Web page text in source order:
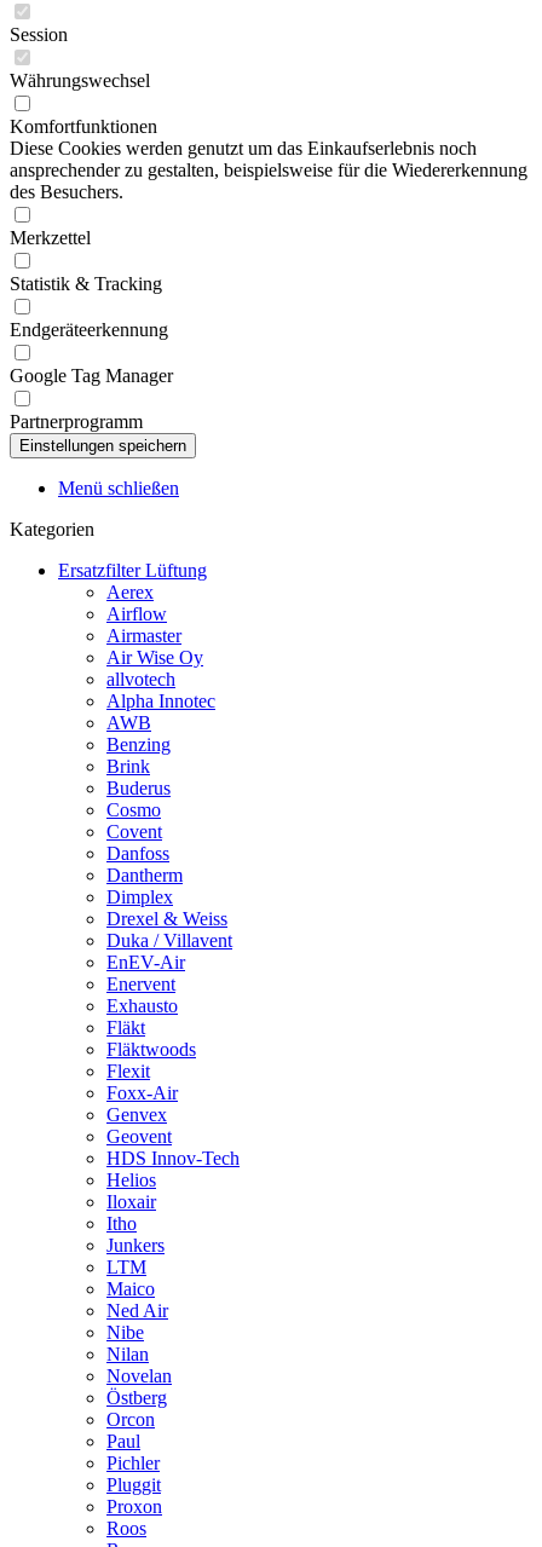
Session
Währungswechsel
Komfortfunktionen
Diese Cookies werden genutzt um das Einkaufserlebnis noch
ansprechender zu gestalten, beispielsweise für die Wiedererkennung
des Besuchers.
Merkzettel
Statistik & Tracking
Endgeräteerkennung
Google Tag Manager
Partnerprogramm
Menü schließen
Kategorien
Ersatzfilter Lüftung
Aerex
Airflow
Airmaster
Air Wise Oy
allvotech
Alpha Innotec
AWB
Benzing
Brink
Buderus
Cosmo
Covent
Danfoss
Dantherm
Dimplex
Drexel & Weiss
Duka / Villavent
EnEV-Air
Enervent
Exhausto
Fläkt
Fläktwoods
Flexit
Foxx-Air
Genvex
Geovent
HDS Innov-Tech
Helios
Iloxair
Itho
Junkers
LTM
Maico
Ned Air
Nibe
Nilan
Novelan
Östberg
Orcon
Paul
Pichler
Pluggit
Proxon
Roos